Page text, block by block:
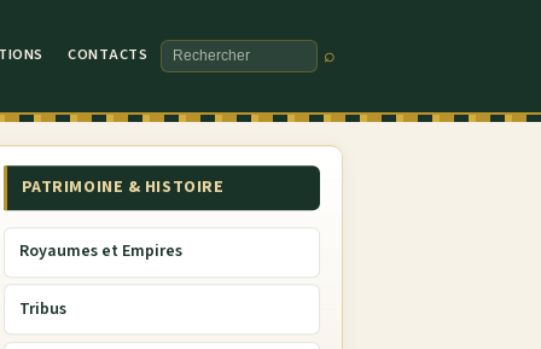
CONTACTS
Rechercher
⌕
PATRIMOINE & HISTOIRE
Royaumes et Empires
Tribus